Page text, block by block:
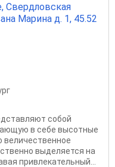
Свердловская
Марина д. 1, 45.52
собой
в себе высотные
величественное
выделяется на
привлекательный...